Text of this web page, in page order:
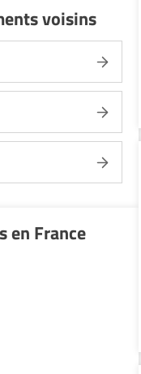
voisins
en France